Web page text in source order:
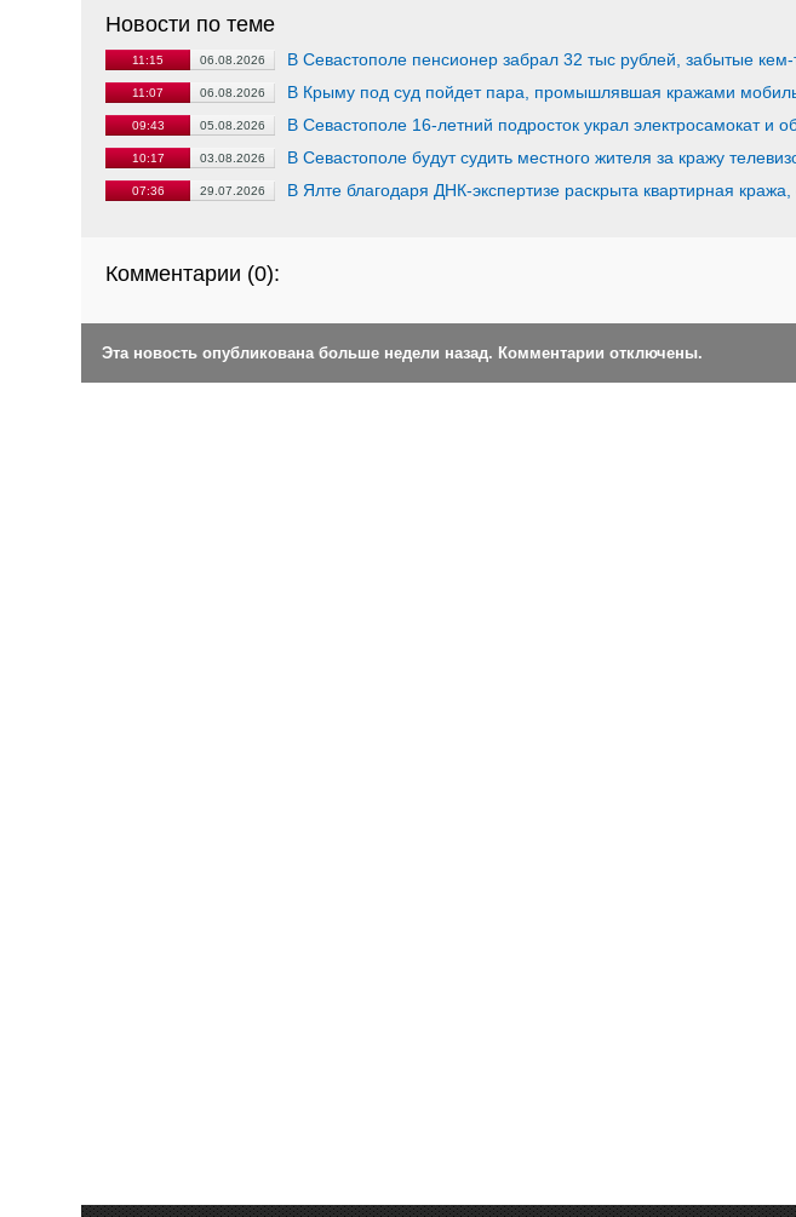
Новости по теме
11:15 06.08.2026 В Севастополе пенсионер забрал 32 тыс рублей, забытые
11:07 06.08.2026 В Крыму под суд пойдет пара, промышлявшая кражами
09:43 05.08.2026 В Севастополе 16-летний подросток украл электросамокат и
10:17 03.08.2026 В Севастополе будут судить местного жителя за кражу
07:36 29.07.2026 В Ялте благодаря ДНК-экспертизе раскрыта квартирная
Комментарии (0):
Эта новость опубликована больше недели назад. Комментарии отключены.